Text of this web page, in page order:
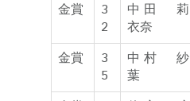
金賞
3
2
中田 莉
衣奈
金賞
3
5
中村 紗
葉